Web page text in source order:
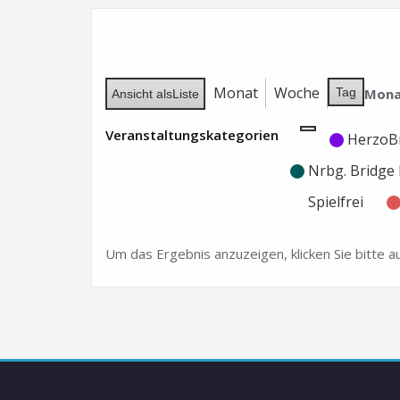
Ansicht alsListe Monat Woche Tag
Veranstaltungskategorien
Kategorie
ohne
Titel
Kategorie
ohne
Titel
Nrbg. Bridge
Spielfrei
Um das Ergebnis anzuzeigen, klicken Sie bitte